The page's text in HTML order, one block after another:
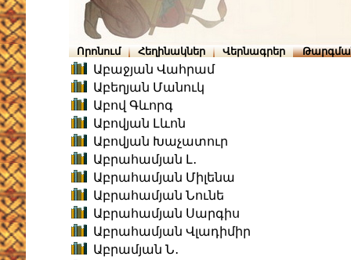
Որոնում Հեղինակներ Վերնագրեր
Աբաջյան Վահրամ
Աբեղյան Մանուկ
Աբով Գևորգ
Աբովյան Լևոն
Աբովյան Խաչատուր
Աբրահամյան Լ․
Աբրահամյան Միլենա
Աբրահամյան Նունե
Աբրահամյան Սարգիս
Աբրահամյան Վլադիմիր
Աբրամյան Ն․